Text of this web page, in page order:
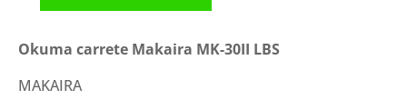
Makaira
30II
Okuma carrete Makaira MK-30II LBS
MAKAIRA